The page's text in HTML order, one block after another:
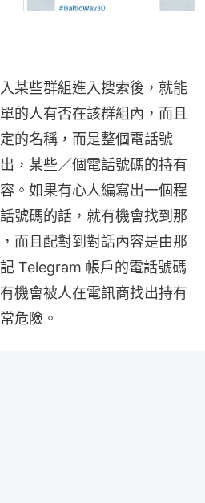
某些群組進入搜索後，就能
的人有否在該群組內，而且
的名稱，而是整個電話號
，某些／個電話號碼的持有
。如果有心人編寫出一個程
號碼的話，就有機會找到那
而且配對到對話內容是由那
Telegram 帳戶的電話號碼
機會被人在電訊商找出持有
危險。